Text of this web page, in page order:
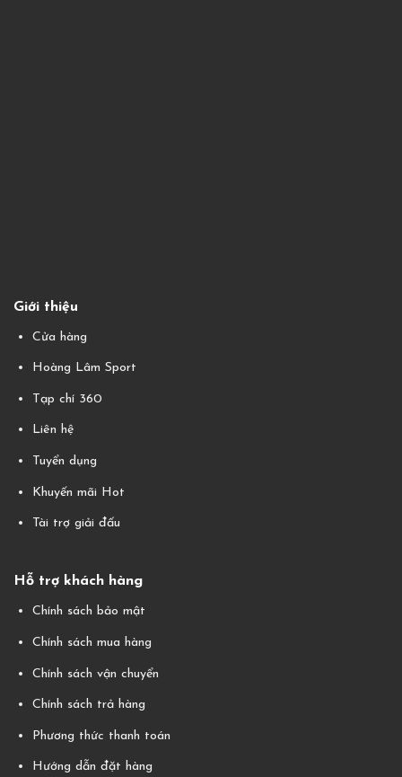
Giới thiệu
Cửa hàng
Hoàng Lâm Sport
Tạp chí 360
Liên hệ
Tuyển dụng
Khuyến mãi Hot
Tài trợ giải đấu
Hỗ trợ khách hàng
Chính sách bảo mật
Chính sách mua hàng
Chính sách vận chuyển
Chính sách trả hàng
Phương thức thanh toán
Hướng dẫn đặt hàng